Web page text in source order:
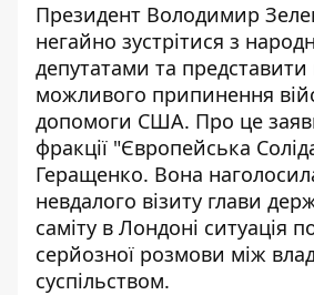
Президент Володимир
негайно зустрітися з
депутатами та представити
можливого припинення
допомоги США. Про це
фракції "Європейська
Геращенко. Вона
невдалого візиту глави
саміту в Лондоні ситуація
серйозної розмови між
суспільством.